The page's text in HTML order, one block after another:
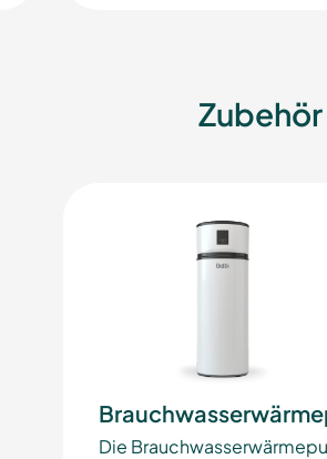
Zubehör
Die